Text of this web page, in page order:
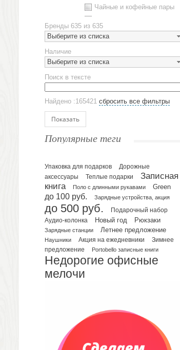
Чайные и кофейные пары
Наборы посуды
Предметы сервировки
Стаканы
Эко кружки
ЕВРОПОСУДА
Аксессуары
Ежедневники и блокноты
Датированные ежедневники
Планинги и телефонные
Планинги датированные
Планинги
Еженедельники
Органайзер на ежедневник
Сумки и Рюкзаки
Сумки для планшетов и
Рюкзаки
Несессеры и косметички
Сумки спортивные
Бренды 635 из 635
Выберите из списка
Наличие
Выберите из списка
Поиск в тексте
Найдено :165421 сбросить все фильтры
Показать
Популярные теги
Упаковка для подарков
Дорожные
аксессуары
Теплые подарки
Записная
книга
Поло с длинными рукавами Green
до 100 руб. Зарядные устройства, акция
до 500 руб. Подарочный набор
Аудио-колонка Новый год Рюкзаки
Зарядные станции Летнее предложение
Наушники Акция на ежедневники
Зимнее
предложение
Portobello записные книги
Недорогие офисные
мелочи